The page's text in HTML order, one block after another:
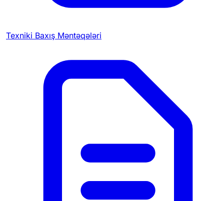
Texniki Baxış Məntəqələri